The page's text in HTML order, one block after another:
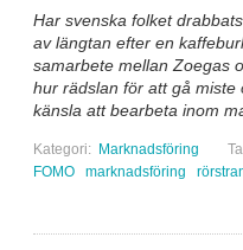
Har svenska folket
av längtan efter en
samarbete mellan Zoegas
hur rädslan för att gå
känsla att bearbeta inom
Kategori: Marknadsföring
FOMO
marknadsföring